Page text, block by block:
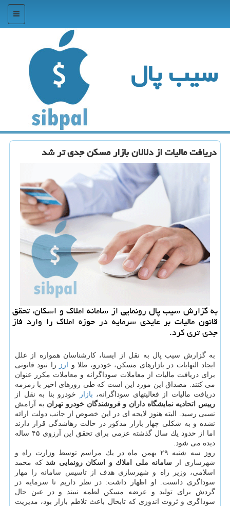
منو
سیب پال
دریافت مالیات از دلالان بازار مسكن جدی تر شد
به گزارش سیب پال رونمایی از سامانه املاك و اسكان، تحقق
قانون مالیات بر عایدی سرمایه در حوزه املاك را وارد فاز
جدی تری كرد.
به گزارش سیب پال به نقل از ایسنا، كارشناسان همواره از علل
ایجاد التهابات در بازارهای مسكن، خودرو، طلا و ارز
را نبود قانونی
برای دریافت مالیات از معاملات سوداگرانه و معاملات مكرر عنوان
می كنند. مصداق این مورد این است كه طی روزهای اخیر با زمزمه
دریافت مالیات از فعالیتهای سوداگرانه، بازار
خودرو بنا به نقل از
رییس اتحادیه نمایشگاه داران و فروشندگان خودرو تهران به آرامش
نسبی رسید. البته هنوز لایحه ای در این خصوص از جانب دولت ارائه
نشده و به شكلی چهار بازار مذكور در حالت رهاشدگی قرار دارند
اما از حدود یك سال گذشته عزمی برای تحقق این آرزوی ۴۵ ساله
دیده می شود.
روز سه شنبه ۲۹ بهمن ماه در یك مراسم توسط وزارت راه و
شهرسازی از سامانه ملی املاك و اسكان رونمایی شد كه محمد
اسلامی، وزیر راه و شهرسازی هدف از تاسیس سامانه را مهار
سوداگری دانست. او اظهار داشت: در نظر داریم تا سرمایه در
گردش برای تولید و عرضه مسكن لطمه نبیند و در عین حال
سوداگری و ثروت اندوزی كه تابحال باعث تلاطم بازار بود، مدیریت